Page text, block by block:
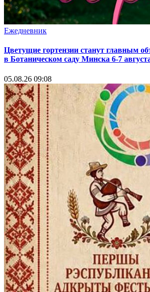
Ежедневник
Цветущие гортензии станут главным
в Ботаническом саду Минска 6-7
05.08.26 09:08